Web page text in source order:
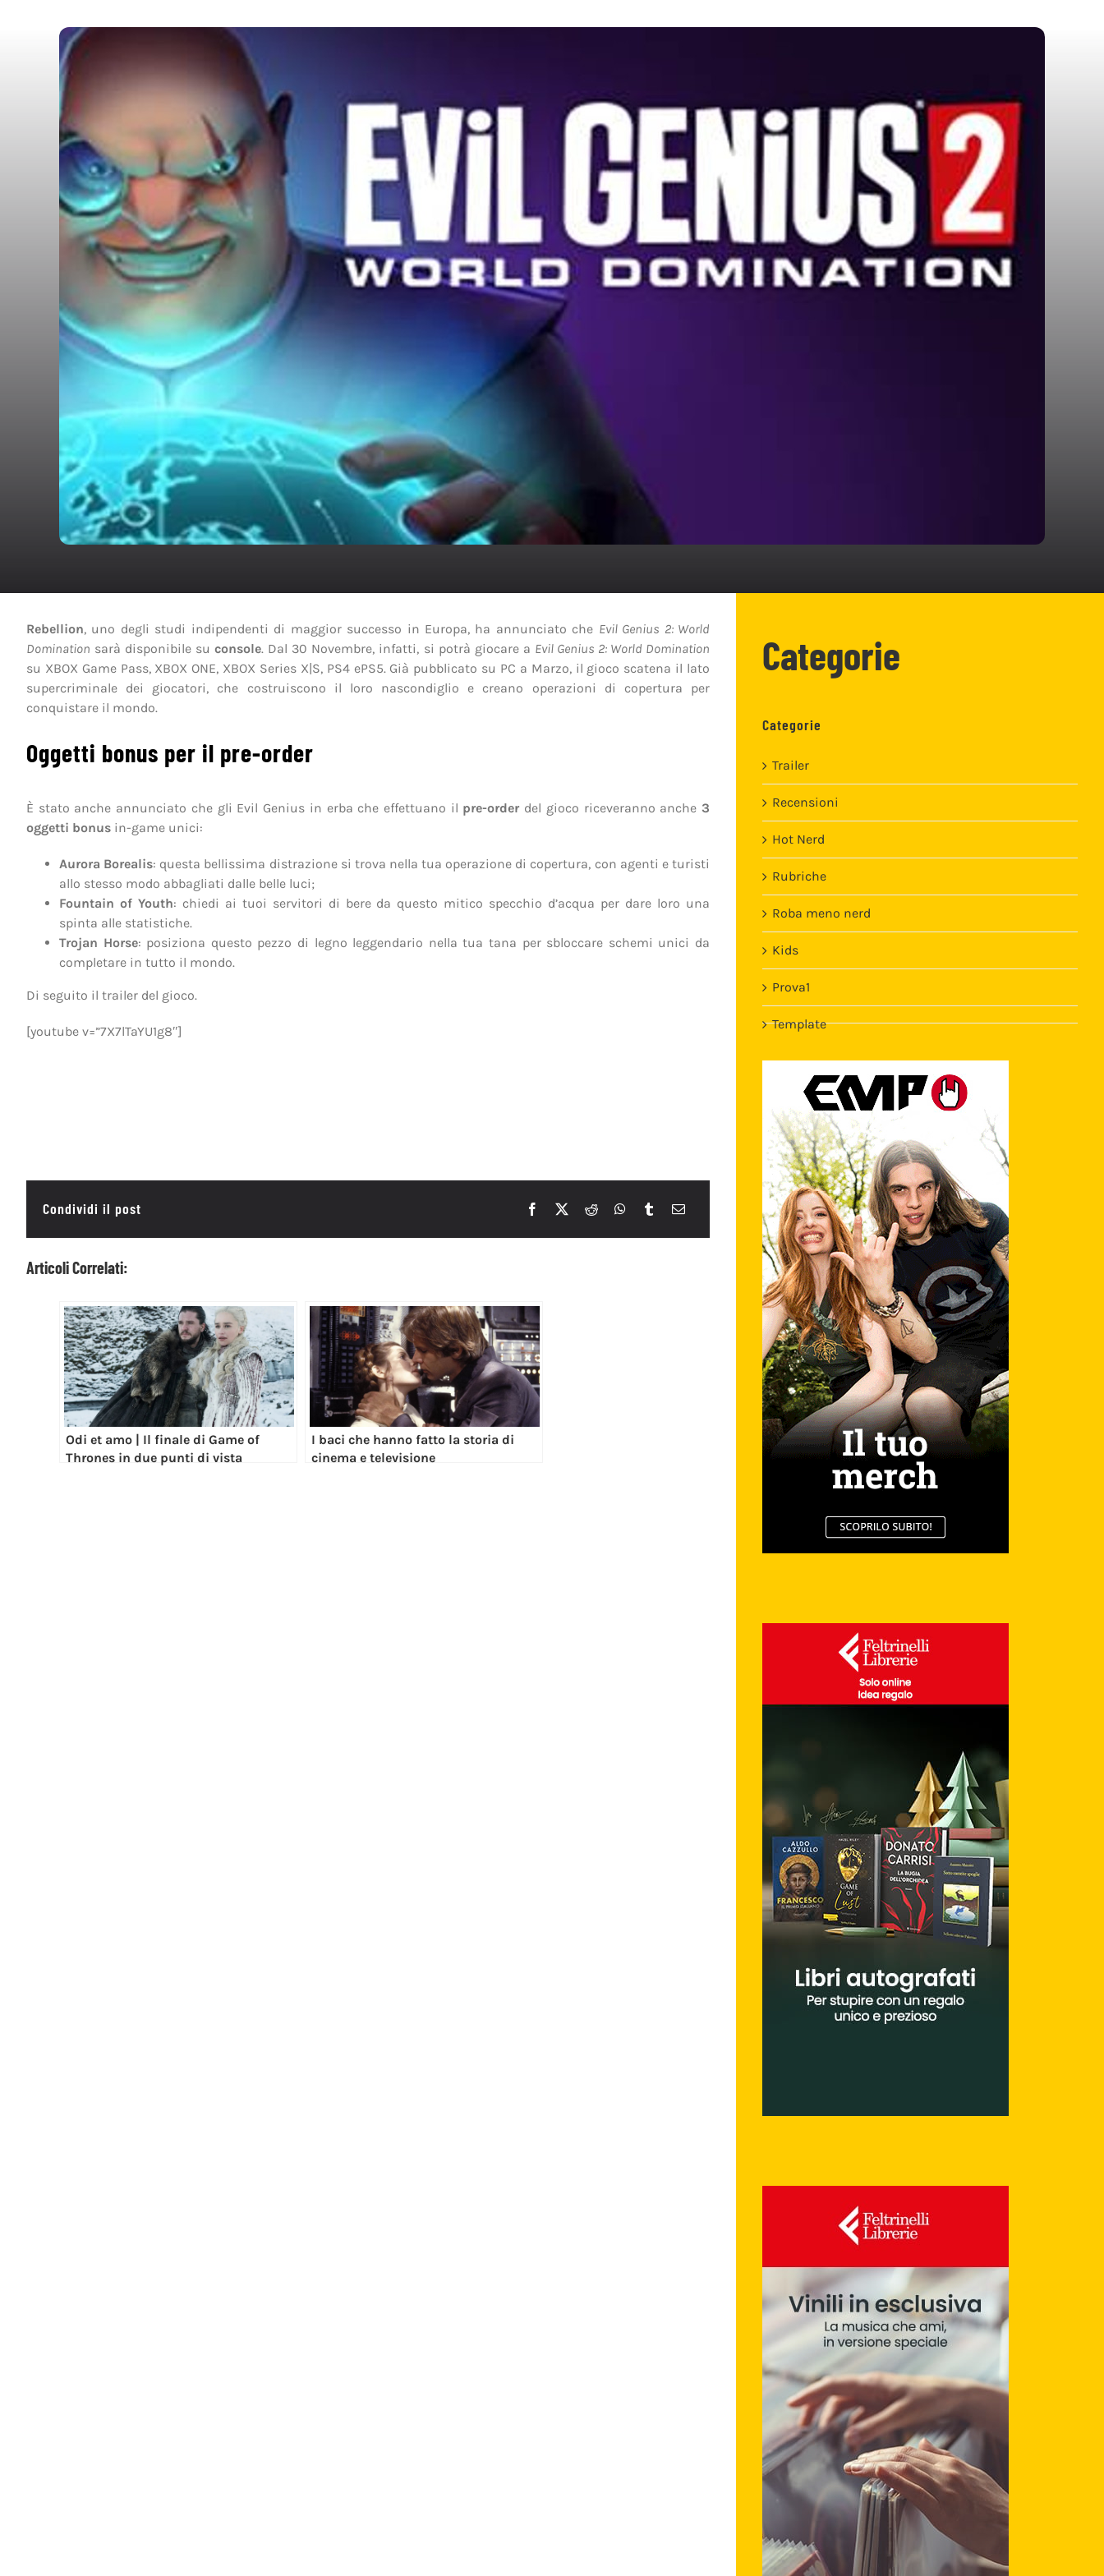
Rebellion, uno degli studi indipendenti di maggior successo in Europa, ha annunciato che Evil Genius 2: World
Domination sarà disponibile suconsole. Dal 30 Novembre, infatti, si potrà giocare a Evil Genius 2: World Domination
su XBOX Game Pass, XBOX ONE, XBOX Series X|S, PS4 ePS5. Già pubblicato su PC a Marzo, il gioco scatena il lato
supercriminale dei giocatori, che costruiscono il loro nascondiglio e creano operazioni di copertura per
conquistare il mondo.
Oggetti bonus per il pre-order
È stato anche annunciato che gli Evil Genius in erba che effettuano il pre-order del gioco riceveranno anche 3
oggetti bonus in-game unici:
Aurora Borealis: questa bellissima distrazione si trova nella tua operazione di copertura, con agenti e turisti
allo stesso modo abbagliati dalle belle luci;
Fountain of Youth: chiedi ai tuoi servitori di bere da questo mitico specchio d’acqua per dare loro una
spinta alle statistiche.
Trojan Horse: posiziona questo pezzo di legno leggendario nella tua tana per sbloccare schemi unici da
completare in tutto il mondo.
Di seguito il trailer del gioco.
[youtube v=”7X7lTaYU1g8″]
Condividi il post
Articoli Correlati:
Odi et amo | Il finale di Game of
Thrones in due punti di vista
I baci che hanno fatto la storia di
cinema e televisione
Categorie
Categorie
Trailer
Recensioni
Hot Nerd
Rubriche
Roba meno nerd
Kids
Prova1
Template